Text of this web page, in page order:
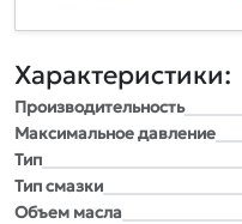
Характеристики:
Производительность
Максимальное давление
Тип
Тип смазки
Объем масла